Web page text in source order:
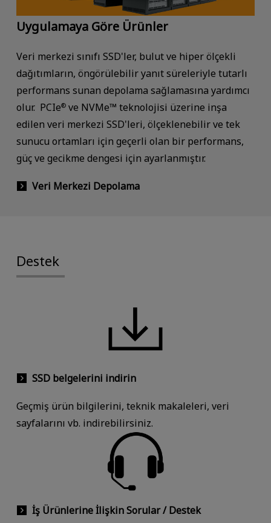
Uygulamaya Göre Ürünler
Veri merkezi sınıfı SSD'ler, bulut ve hiper ölçekli
dağıtımların, öngörülebilir yanıt süreleriyle tutarlı
performans sunan depolama sağlamasına yardımcı
olur. PCIe®ve NVMe™ teknolojisi üzerine inşa
edilen veri merkezi SSD'leri, ölçeklenebilir ve tek
sunucu ortamları için geçerli olan bir performans,
güç ve gecikme dengesi için ayarlanmıştır.
Veri Merkezi Depolama
Destek
SSD belgelerini indirin
Geçmiş ürün bilgilerini, teknik makaleleri, veri
sayfalarını vb. indirebilirsiniz.
İş Ürünlerine İlişkin Sorular / Destek